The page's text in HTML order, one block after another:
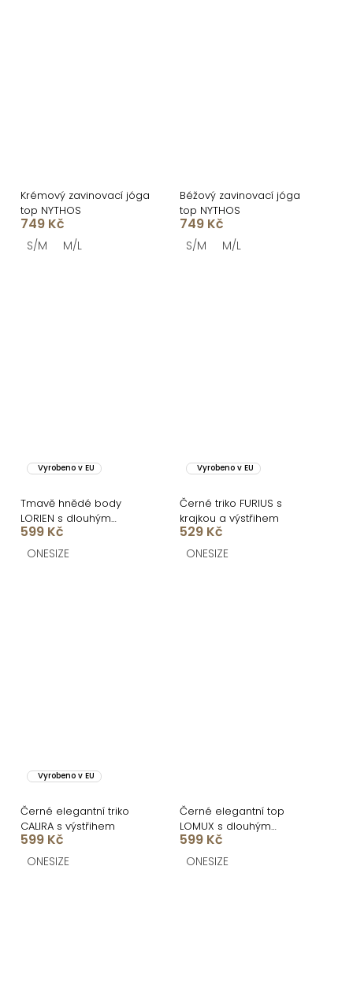
Krémový zavinovací jóga
top NYTHOS
749 Kč
S/M M/L
Béžový zavinovací jóga
top NYTHOS
749 Kč
S/M M/L
Vyrobeno v EU
Tmavě hnědé body
LORIEN s dlouhým
rukávem
599 Kč
ONESIZE
Vyrobeno v EU
Černé triko FURIUS s
krajkou a výstřihem
529 Kč
ONESIZE
Vyrobeno v EU
Černé elegantní triko
CALIRA s výstřihem
599 Kč
ONESIZE
Černé elegantní top
LOMUX s dlouhým
rukávem
599 Kč
ONESIZE